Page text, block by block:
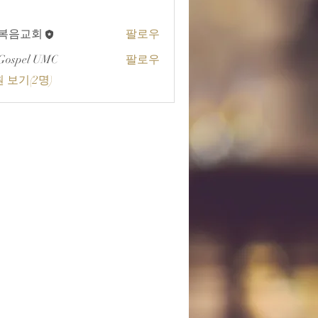
회
음교회
팔로우
UMC
팔로우
보기(2명)